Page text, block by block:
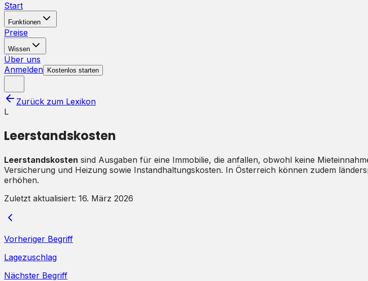
Start
Funktionen
Preise
Wissen
Über uns
Anmelden
Kostenlos starten
Zurück zum Lexikon
L
Leerstandskosten
Leerstandskosten sind Ausgaben für eine Immobilie, die anfallen, obwohl keine
Versicherung und Heizung sowie Instandhaltungskosten. In Österreich können zudem
erhöhen.
Zuletzt aktualisiert: 16. März 2026
Vorheriger Begriff
Lagezuschlag
Nächster Begriff